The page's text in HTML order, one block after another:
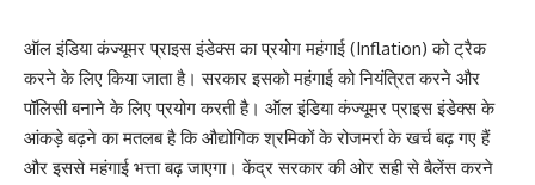
ऑल इंडिया कंज्यूमर प्राइस इंडेक्स का प्रयोग महंगाई (Inflation) को ट्रैक
करने के लिए किया जाता है। सरकार इसको महंगाई को नियंत्रित करने और
पॉलिसी बनाने के लिए प्रयोग करती है। ऑल इंडिया कंज्यूमर प्राइस इंडेक्स के
आंकड़े बढ़ने का मतलब है कि औद्योगिक श्रमिकों के रोजमर्रा के खर्च बढ़ गए हैं
और इससे महंगाई भत्ता बढ़ जाएगा। केंद्र सरकार की ओर सही से बैलेंस करने